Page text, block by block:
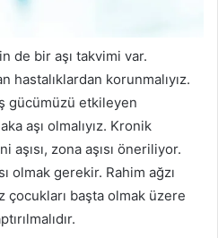
de bir aşı takvimi var.
hastalıklardan korunmalıyız.
gücümüzü etkileyen
aşı olmalıyız. Kronik
aşısı, zona aşısı öneriliyor.
olmak gerekir. Rahim ağzı
çocukları başta olmak üzere